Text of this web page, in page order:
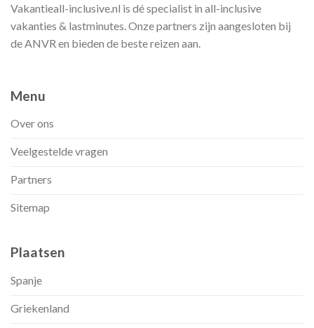
Vakantieall-inclusive.nl is dé specialist in all-inclusive
vakanties & lastminutes. Onze partners zijn aangesloten bij
de ANVR en bieden de beste reizen aan.
Menu
Over ons
Veelgestelde vragen
Partners
Sitemap
Plaatsen
Spanje
Griekenland